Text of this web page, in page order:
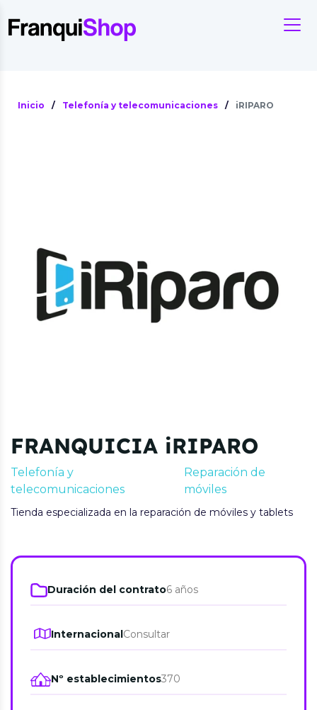
Inicio / Telefonía y telecomunicaciones / iRIPARO
FRANQUICIA iRIPARO
Telefonía y
telecomunicaciones
Reparación de
móviles
Tienda especializada en la reparación de móviles y tablets
Duración del contrato6 años
InternacionalConsultar
Nº establecimientos370